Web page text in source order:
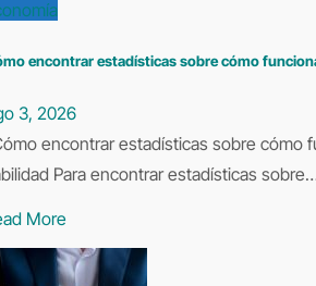
encontrar estadísticas sobre cómo
3, 2026
encontrar estadísticas sobre cómo
Para encontrar estadísticas
More